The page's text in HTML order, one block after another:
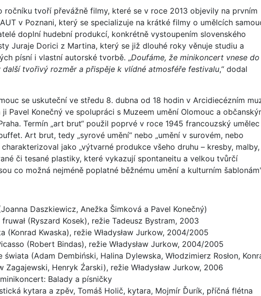
ročníku tvoří převážně filmy, které se v roce 2013 objevily na prvním
v Poznani, který se specializuje na krátké filmy o umělcích
doplní hudební produkcí, konkrétně vystoupením slovenského
Juraje Dorici z Martina, který se již dlouhé roky věnuje studiu a
písní i vlastní autorské tvorbě. „Doufáme, že minikoncert vnese do
tvořivý rozměr a přispěje k vlídné atmosféře festivalu,“ dodal
se uskuteční ve středu 8. dubna od 18 hodin v Arcidiecézním
ji Pavel Konečný ve spolupráci s Muzeem umění Olomouc a
Termín „art brut“ použil poprvé v roce 1945 francouzský umělec
Art brut, tedy „syrové umění“ nebo „umění v surovém, nebo
charakterizoval jako „výtvarné produkce všeho druhu – kresby, malby,
či tesané plastiky, které vykazují spontaneitu a velkou tvůrčí
co možná nejméně poplatné běžnému umění a kulturním
Daszkiewicz, Anežka Šimková a Pavel Konečný)
(Ryszard Kosek), režie Tadeusz Bystram, 2003
(Konrad Kwaska), režie Władysław Jurkow, 2004/2005
(Robert Bindas), režie Władysław Jurkow, 2004/2005
świata (Adam Dembiński, Halina Dylewska, Włodzimierz Rosłon,
Zagajewski, Henryk Źarski), režie Władysław Jurkow, 2006
Balady a písničky
kytara a zpěv, Tomáš Holič, kytara, Mojmír Ďurík, příčná flétna